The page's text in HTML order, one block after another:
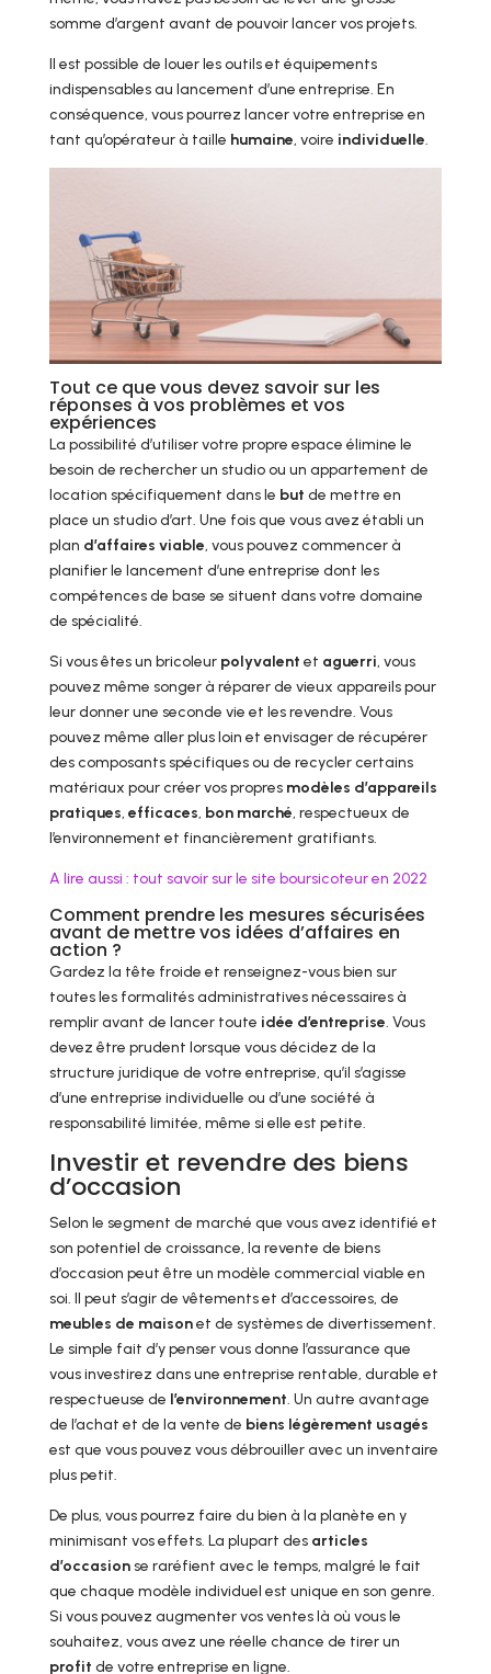
somme d’argent avant de pouvoir lancer vos projets.
Il est possible de louer les outils et équipements
indispensables au lancement d’une entreprise. En
conséquence, vous pourrez lancer votre entreprise en
tant qu’opérateur à taille humaine, voire individuelle.
Tout ce que vous devez savoir sur les
réponses à vos problèmes et vos
expériences
La possibilité d’utiliser votre propre espace élimine le
besoin de rechercher un studio ou un appartement de
location spécifiquement dans le but de mettre en
place un studio d’art. Une fois que vous avez établi un
plan d’affaires viable, vous pouvez commencer à
planifier le lancement d’une entreprise dont les
compétences de base se situent dans votre domaine
de spécialité.
Si vous êtes un bricoleur polyvalent et aguerri, vous
pouvez même songer à réparer de vieux appareils pour
leur donner une seconde vie et les revendre. Vous
pouvez même aller plus loin et envisager de récupérer
des composants spécifiques ou de recycler certains
matériaux pour créer vos propres modèles d’appareils
pratiques, efficaces, bon marché, respectueux de
l’environnement et financièrement gratifiants.
A lire aussi : tout savoir sur le site boursicoteur en 2022
Comment prendre les mesures sécurisées
avant de mettre vos idées d’affaires en
action ?
Gardez la tête froide et renseignez-vous bien sur
toutes les formalités administratives nécessaires à
remplir avant de lancer toute idée d’entreprise. Vous
devez être prudent lorsque vous décidez de la
structure juridique de votre entreprise, qu’il s’agisse
d’une entreprise individuelle ou d’une société à
responsabilité limitée, même si elle est petite.
Investir et revendre des biens
d’occasion
Selon le segment de marché que vous avez identifié et
son potentiel de croissance, la revente de biens
d’occasion peut être un modèle commercial viable en
soi. Il peut s’agir de vêtements et d’accessoires, de
meubles de maisonet de systèmes de divertissement.
Le simple fait d’y penser vous donne l’assurance que
vous investirez dans une entreprise rentable, durable et
respectueuse de l’environnement. Un autre avantage
de l’achat et de la vente de biens légèrement usagés
est que vous pouvez vous débrouiller avec un inventaire
plus petit.
De plus, vous pourrez faire du bien à la planète en y
minimisant vos effets. La plupart des articles
d’occasionse raréfient avec le temps, malgré le fait
que chaque modèle individuel est unique en son genre.
Si vous pouvez augmenter vos ventes là où vous le
souhaitez, vous avez une réelle chance de tirer un
profit de votre entreprise en ligne.